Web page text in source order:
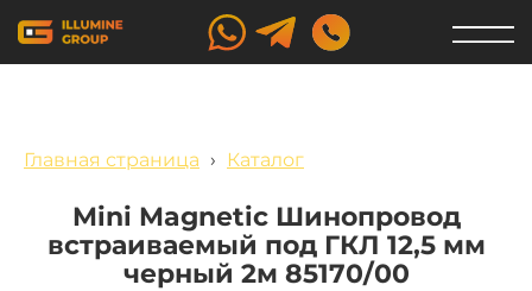
Главная страница › Каталог
Mini Magnetic Шинопровод
встраиваемый под ГКЛ 12,5 мм
черный 2м 85170/00